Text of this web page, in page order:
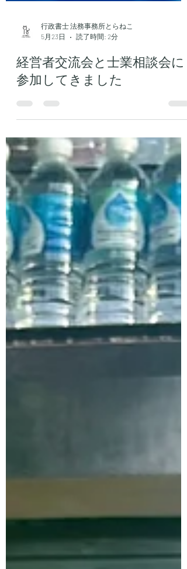
行政書士 法務事務所とらねこ
5月23日
読了時間: 2分
経営者交流会と士業相談会に
参加してきました